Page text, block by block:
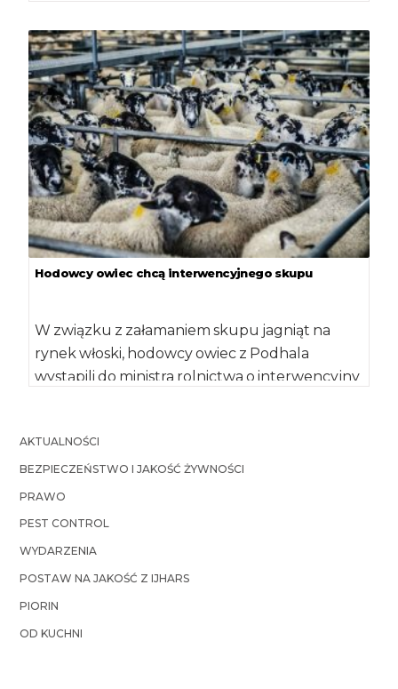
Hodowcy owiec chcą interwencyjnego skupu
W związku z załamaniem skupu jagniąt na
rynek włoski, hodowcy owiec z Podhala
wystąpili do ministra rolnictwa o interwencyjny
AKTUALNOŚCI
BEZPIECZEŃSTWO I JAKOŚĆ ŻYWNOŚCI
PRAWO
PEST CONTROL
WYDARZENIA
POSTAW NA JAKOŚĆ Z IJHARS
PIORIN
OD KUCHNI